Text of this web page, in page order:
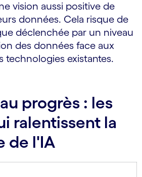
vision aussi positive de
données. Cela risque de
déclenchée par un niveau
des données face aux
technologies existantes.
progrès : les
ralentissent la
de l'IA